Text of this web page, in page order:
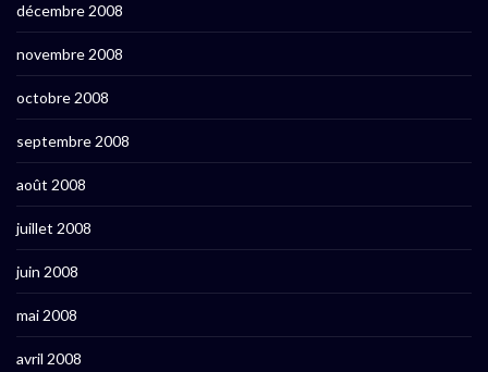
décembre 2008
novembre 2008
octobre 2008
septembre 2008
août 2008
juillet 2008
juin 2008
mai 2008
avril 2008